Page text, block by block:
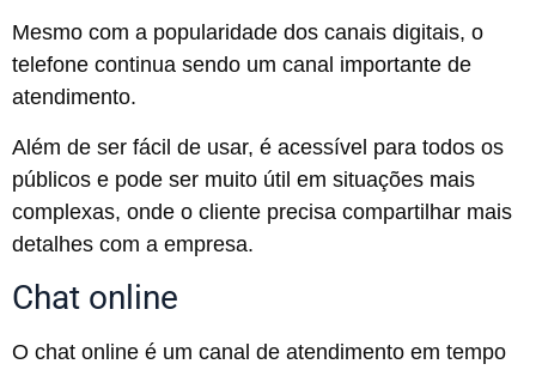
Mesmo com a popularidade dos canais digitais, o
telefone continua sendo um canal importante de
atendimento.
Além de ser fácil de usar, é acessível para todos os
públicos e pode ser muito útil em situações mais
complexas, onde o cliente precisa compartilhar mais
detalhes com a empresa.
Chat online
O chat online é um canal de atendimento em tempo